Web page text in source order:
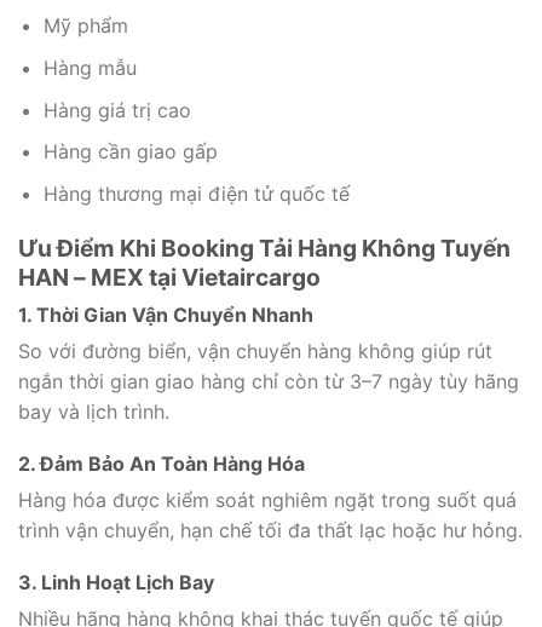
Mỹ phẩm
Hàng mẫu
Hàng giá trị cao
Hàng cần giao gấp
Hàng thương mại điện tử quốc tế
Ưu Điểm Khi Booking Tải Hàng Không Tuyến
HAN – MEX tại Vietaircargo
1. Thời Gian Vận Chuyển Nhanh
So với đường biển, vận chuyển hàng không giúp rút
ngắn thời gian giao hàng chỉ còn từ 3–7 ngày tùy hãng
bay và lịch trình.
2. Đảm Bảo An Toàn Hàng Hóa
Hàng hóa được kiểm soát nghiêm ngặt trong suốt quá
trình vận chuyển, hạn chế tối đa thất lạc hoặc hư hỏng.
3. Linh Hoạt Lịch Bay
Nhiều hãng hàng không khai thác tuyến quốc tế giúp